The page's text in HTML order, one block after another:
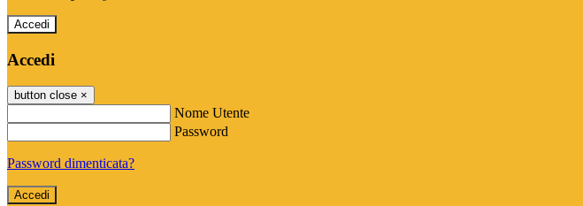
Accedi
Accedi
button close ×
Nome Utente
Password
Password dimenticata?